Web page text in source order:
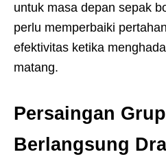
untuk masa depan sepak
perlu memperbaiki
efektivitas ketika
matang.
Persaingan
Berlangsung